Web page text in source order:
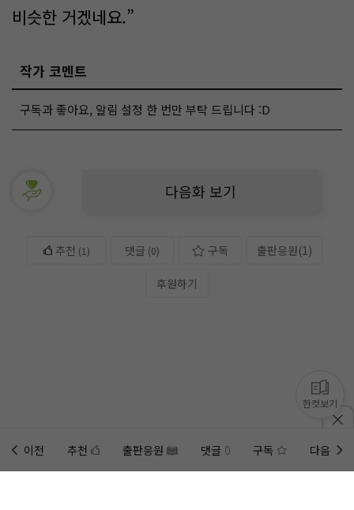
비슷한 거겠네요.”
작가 코멘트
구독과 좋아요, 알림 설정 한 번만 부탁 드립니다 :D
다음화 보기
추천 (1) 댓글 (0) 구독 출판응원(1)
후원하기
이전 추천 출판응원 댓글 0 구독 다음
한컷보기
홈에미노벨 웹추가하기 미노벨 앱설치하기